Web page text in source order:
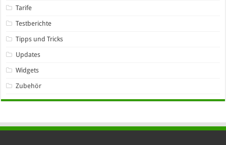
Tarife
Testberichte
Tipps und Tricks
Updates
Widgets
Zubehör